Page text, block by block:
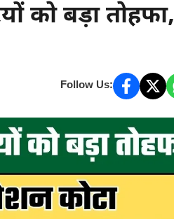
को बड़ा तोहफा,
Follow Us: